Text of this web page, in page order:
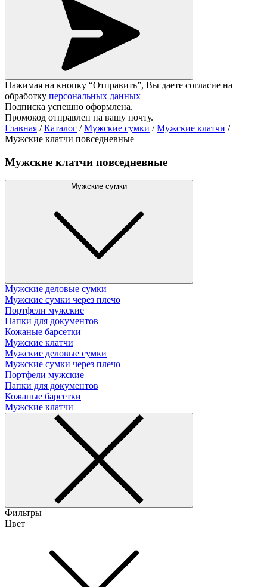
Нажимая на кнопку “Отправить”, Вы даете согласие на
обработку персональных данных
Подписка успешно оформлена.
Промокод отправлен на вашу почту.
Главная / Каталог / Мужские сумки / Мужские клатчи /
Мужские клатчи повседневные
Мужские клатчи повседневные
Мужские сумки
Мужские деловые сумки
Мужские сумки через плечо
Портфели мужские
Папки для документов
Кожаные барсетки
Мужские клатчи
Мужские деловые сумки
Мужские сумки через плечо
Портфели мужские
Папки для документов
Кожаные барсетки
Мужские клатчи
Фильтры
Цвет